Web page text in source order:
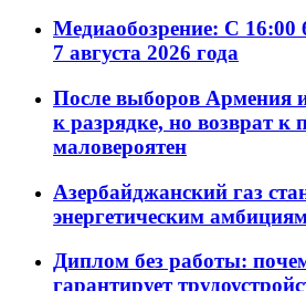
Медиаобозрение: С 16:00
7 августа 2026 года
После выборов Армения
к разрядке, но возврат к
маловероятен
Азербайджанский газ
энергетическим
Диплом без работы:
гарантирует